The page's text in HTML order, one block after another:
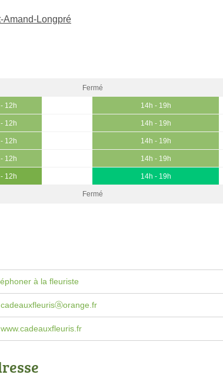
Amand-Longpré
Fermé
12h 14h - 19h
12h 14h - 19h
12h 14h - 19h
12h 14h - 19h
12h 14h - 19h
Fermé
à la fleuriste
cadeauxfleurisⓐorange.fr
www.cadeauxfleuris.fr